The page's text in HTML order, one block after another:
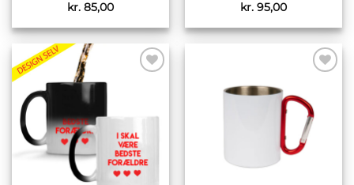
kr. 85,00
kr. 95,00
ønskeliste